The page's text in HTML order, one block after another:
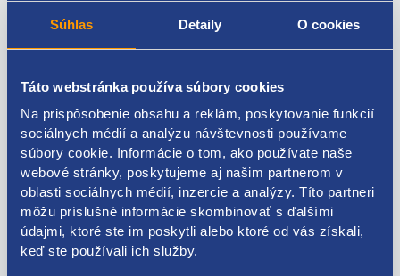
Súhlas Detaily O cookies
Táto webstránka používa súbory cookies
Na prispôsobenie obsahu a reklám, poskytovanie funkcií
sociálnych médií a analýzu návštevnosti používame
súbory cookie. Informácie o tom, ako používate naše
webové stránky, poskytujeme aj našim partnerom v
oblasti sociálnych médií, inzercie a analýzy. Títo partneri
môžu príslušné informácie skombinovať s ďalšími
údajmi, ktoré ste im poskytli alebo ktoré od vás získali,
keď ste používali ich služby.
index nosnosti: 98
model: ZT8000 4S
výrobca: ZEETEX
DOT: rok 2020
hĺbka dezénu: 6 mm